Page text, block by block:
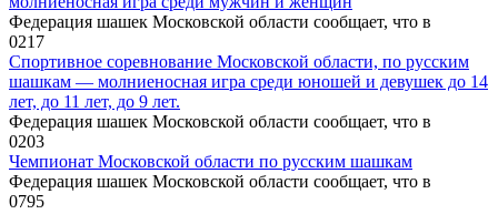
Федерация шашек Московской области сообщает, что в
0217
Спортивное соревнование Московской области, по русским
шашкам — молниеносная игра среди юношей и девушек до 14
лет, до 11 лет, до 9 лет.
Федерация шашек Московской области сообщает, что в
0203
Чемпионат Московской области по русским шашкам
Федерация шашек Московской области сообщает, что в
0795